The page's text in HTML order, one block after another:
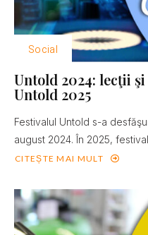
Social
Untold 2024: lecţii
Untold 2025
Festivalul Untold s-a
august 2024. În 2025,
CITEȘTE MAI MULT